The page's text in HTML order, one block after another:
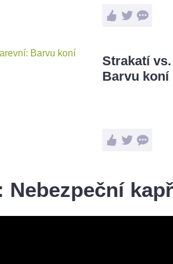
Strakatí
Barvu koní
Nebezpeční